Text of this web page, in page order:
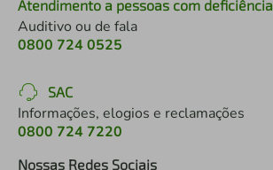
Atendimento a pessoas com deficiência
Auditivo ou de fala
0800 724 0525
SAC
Informações, elogios e reclamações
0800 724 7220
Nossas Redes Sociais